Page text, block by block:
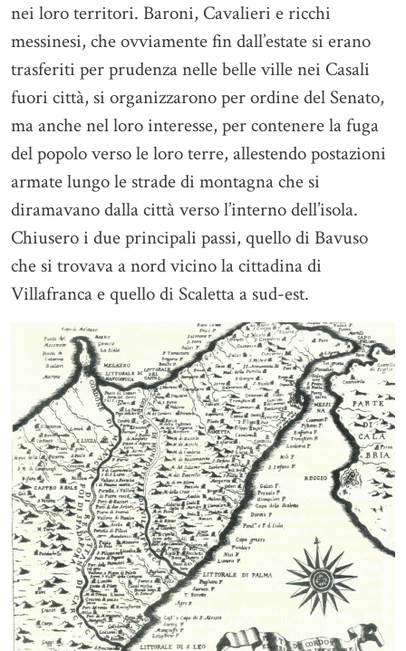
nei loro territori. Baroni, Cavalieri e ricchi
messinesi, che ovviamente fin dall’estate si erano
trasferiti per prudenza nelle belle ville nei Casali
fuori città, si organizzarono per ordine del Senato,
ma anche nel loro interesse, per contenere la fuga
del popolo verso le loro terre, allestendo postazioni
armate lungo le strade di montagna che si
diramavano dalla città verso l’interno dell’isola.
Chiusero i due principali passi, quello di Bavuso
che si trovava a nord vicino la cittadina di
Villafranca e quello di Scaletta a sud-est.